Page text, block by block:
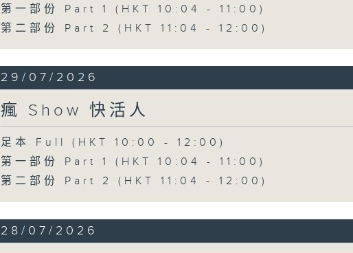
第一部份 Part 1 (HKT 10:04 - 11:00)
第二部份 Part 2 (HKT 11:04 - 12:00)
29/07/2026
瘋 Show 快活人
足本 Full (HKT 10:00 - 12:00)
第一部份 Part 1 (HKT 10:04 - 11:00)
第二部份 Part 2 (HKT 11:04 - 12:00)
28/07/2026